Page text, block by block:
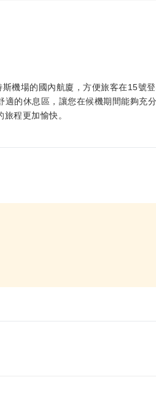
機場的國內航廈，方便旅客在15號登
的休息區，讓您在候機期間能夠充
程更加愉快。